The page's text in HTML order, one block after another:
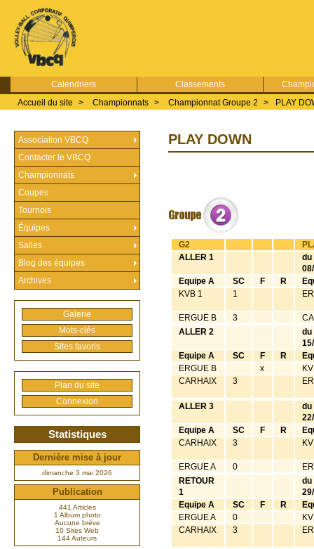
Calendriers Classements
Accueil du site
> Championnats > Championnat Groupe 2 > PLAY
PLAY DOWN
G2
ALLER 1
du
Equipe A
SC F R
KVB 1
1
ERGUE B 3
ALLER 2
du
Equipe A
SC F R
ERGUE B
x
CARHAIX
3
ALLER 3
du
Equipe A
SC F R
CARHAIX
3
ERGUE A 0
RETOUR
1
du
Equipe A
SC F R
ERGUE A
0
CARHAIX
3
Association VBCQ
Contacter le VBCQ
Championnats
Coupes
Tournois
Équipes
Salles
Blog des équipes
Archives
Galerie
Mots-clés
Sites favoris
Plan du site
Connexion
Statistiques
Dernière mise à jour
dimanche 3 mai 2026
Publication
441 Articles
1 Album photo
Aucune brève
10 Sites Web
144 Auteurs